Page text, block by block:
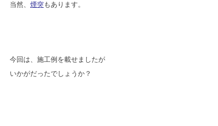
当然、 煙突もあります。
今回は、施工例を載せましたが
いかがだったでしょうか？